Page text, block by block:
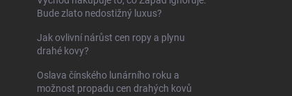
Bude zlato nedostižný luxus?
Jak ovlivní nárůst cen ropy a plynu
drahé kovy?
Oslava čínského lunárního roku a
možnost propadu cen drahých kovů